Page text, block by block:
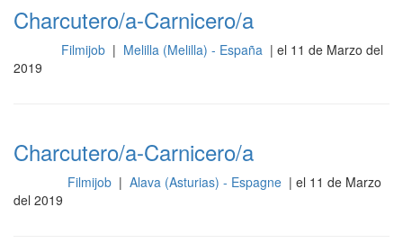
Charcutero/a-Carnicero/a
Filmijob | Melilla (Melilla) - España | el 11 de Marzo del
2019
Charcutero/a-Carnicero/a
Filmijob | Alava (Asturias) - Espagne | el 11 de Marzo
del 2019